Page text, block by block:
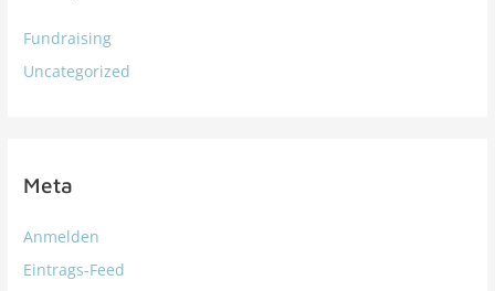
Fundraising
Uncategorized
Meta
Anmelden
Eintrags-Feed